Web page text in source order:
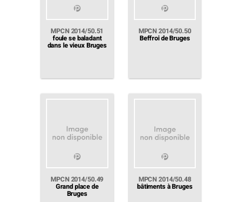
MPCN 2014/50.51
foule se baladant
dans le vieux Bruges
MPCN 2014/50.50
Beffroi de Bruges
MPCN 2014/50.49
Grand place de
Bruges
MPCN 2014/50.48
bâtiments à Bruges